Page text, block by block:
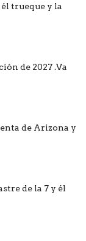
trueque y la
de 2027 .Va
de Arizona y
de la 7 y él